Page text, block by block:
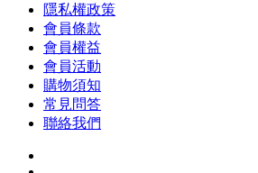
隱私權政策
會員條款
會員權益
會員活動
購物須知
常見問答
聯絡我們